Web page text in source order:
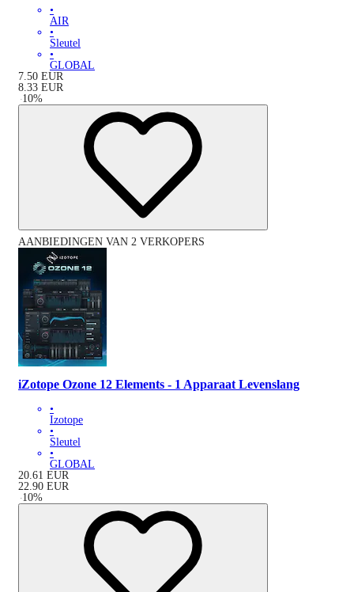
•
AIR
•
Sleutel
•
GLOBAL
7.50 EUR
8.33 EUR
-10%
AANBIEDINGEN VAN 2 VERKOPERS
iZotope Ozone 12 Elements - 1 Apparaat Levenslang
•
Izotope
•
Sleutel
•
GLOBAL
20.61 EUR
22.90 EUR
-10%